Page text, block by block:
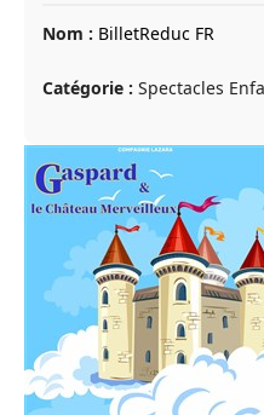
Nom : BilletReduc FR
Catégorie : Spectacles